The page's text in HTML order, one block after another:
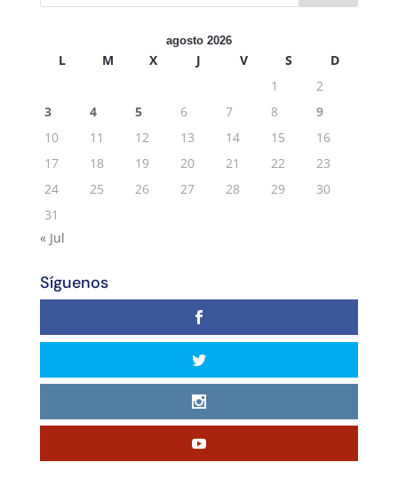
agosto 2026
L M X J V S
D
1
2
3
4 5 6 7 8
9
10
11 12 13 14 15
16
17
18 19 20 21 22
23
24
25 26 27 28 29
30
31
« Jul
Síguenos